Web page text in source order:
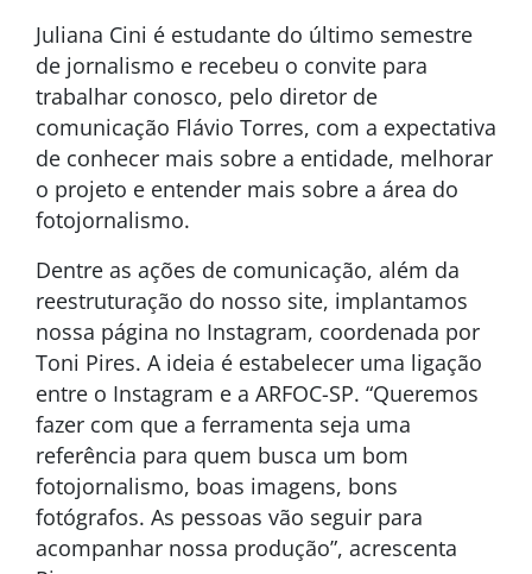
Juliana Cini é estudante do último semestre
de jornalismo e recebeu o convite para
trabalhar conosco, pelo diretor de
comunicação Flávio Torres, com a expectativa
de conhecer mais sobre a entidade, melhorar
o projeto e entender mais sobre a área do
fotojornalismo.
Dentre as ações de comunicação, além da
reestruturação do nosso site, implantamos
nossa página no Instagram, coordenada por
Toni Pires. A ideia é estabelecer uma ligação
entre o Instagram e a ARFOC-SP. “Queremos
fazer com que a ferramenta seja uma
referência para quem busca um bom
fotojornalismo, boas imagens, bons
fotógrafos. As pessoas vão seguir para
acompanhar nossa produção”, acrescenta